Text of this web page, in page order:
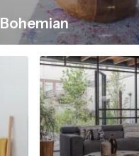
Bohemian